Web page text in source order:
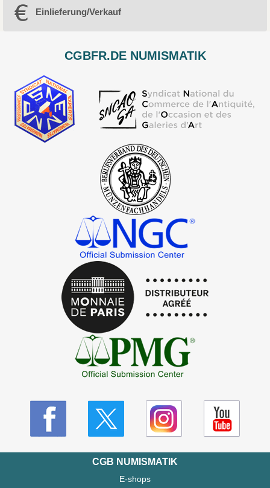
Einlieferung/Verkauf
CGBFR.DE NUMISMATIK
CGB NUMISMATIK
E-shops